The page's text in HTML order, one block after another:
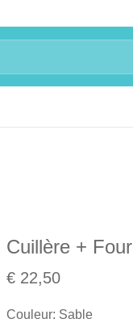
Cuillère +
€ 22,50
Couleur: Sable